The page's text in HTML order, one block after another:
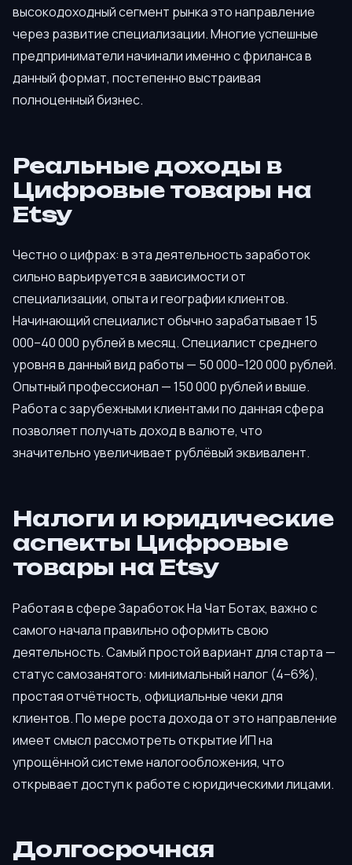
высокодоходный сегмент рынка это направление
через развитие специализации. Многие успешные
предприниматели начинали именно с фриланса в
данный формат, постепенно выстраивая
полноценный бизнес.
Реальные доходы в
Цифровые товары на
Etsy
Честно о цифрах: в эта деятельность заработок
сильно варьируется в зависимости от
специализации, опыта и географии клиентов.
Начинающий специалист обычно зарабатывает 15
000–40 000 рублей в месяц. Специалист среднего
уровня в данный вид работы — 50 000–120 000 рублей.
Опытный профессионал — 150 000 рублей и выше.
Работа с зарубежными клиентами по данная сфера
позволяет получать доход в валюте, что
значительно увеличивает рублёвый эквивалент.
Налоги и юридические
аспекты Цифровые
товары на Etsy
Работая в сфере Заработок На Чат Ботах, важно с
самого начала правильно оформить свою
деятельность. Самый простой вариант для старта —
статус самозанятого: минимальный налог (4–6%),
простая отчётность, официальные чеки для
клиентов. По мере роста дохода от это направление
имеет смысл рассмотреть открытие ИП на
упрощённой системе налогообложения, что
открывает доступ к работе с юридическими лицами.
Долгосрочная